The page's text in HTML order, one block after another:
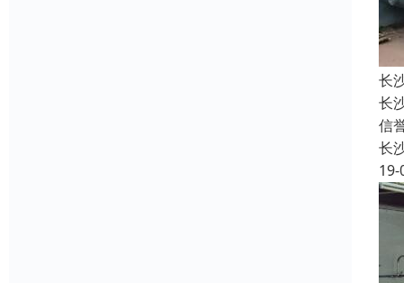
长
长
信
长
19-